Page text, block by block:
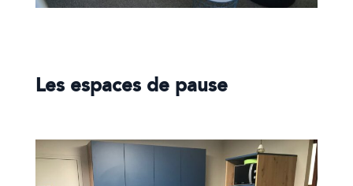
Les espaces de pause